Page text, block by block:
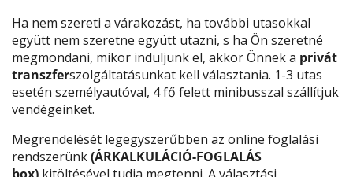
Ha nem szereti a várakozást, ha további utasokkal
együtt nem szeretne együtt utazni, s ha Ön szeretné
megmondani, mikor induljunk el, akkor Önnek a privát
transzferszolgáltatásunkat kell választania. 1-3 utas
esetén személyautóval, 4 fő felett minibusszal szállítjuk
vendégeinket.
Megrendelését legegyszerűbben az online foglalási
rendszerünk(ÁRKALKULÁCIÓ-FOGLALÁS
box) kitöltésével tudja megtenni. A választási